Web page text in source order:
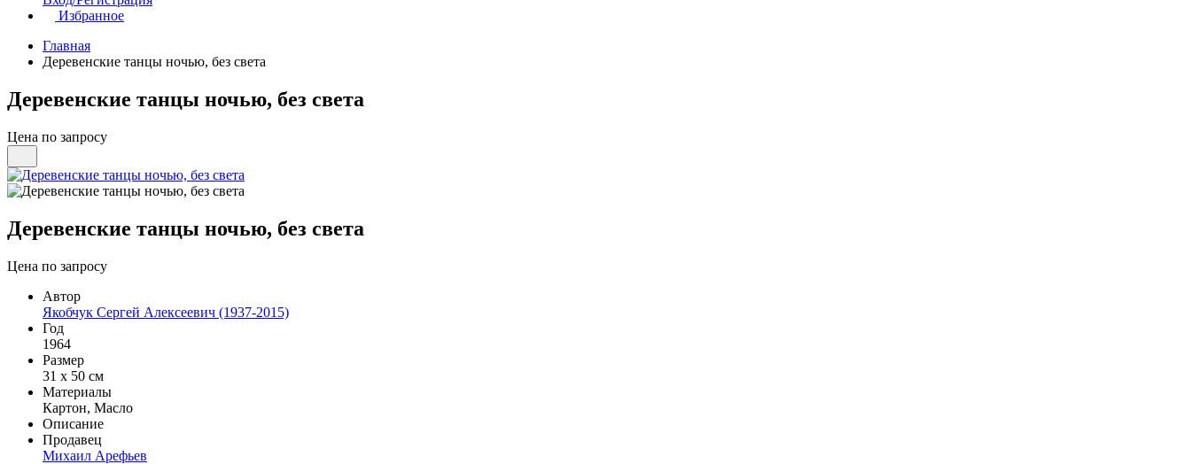
Избранное
Главная
Деревенские танцы ночью, без света
Деревенские танцы ночью, без света
Цена по запросу
Деревенские танцы ночью, без света
Цена по запросу
Автор
Якобчук Сергей Алексеевич (1937-2015)
Год
1964
Размер
31 х 50 см
Материалы
Картон, Масло
Описание
Продавец
Михаил Арефьев